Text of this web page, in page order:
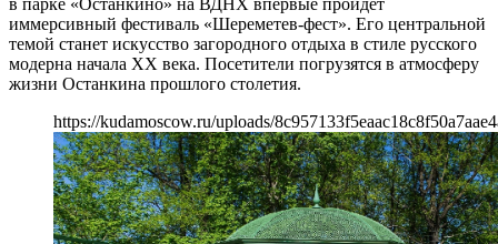
в парке «Останкино» на ВДНХ впервые пройдет
иммерсивный фестиваль «Шереметев-фест». Его центральной
темой станет искусство загородного отдыха в стиле русского
модерна начала XX века. Посетители погрузятся в атмосферу
жизни Останкина прошлого столетия.
https://kudamoscow.ru/uploads/